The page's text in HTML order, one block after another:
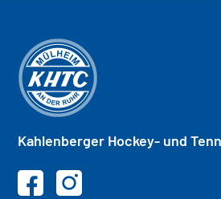
Kahlenberger Hockey- und